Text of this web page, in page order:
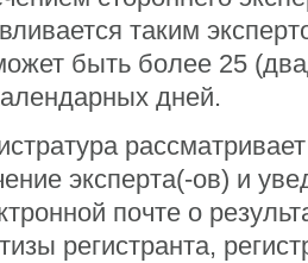
таким
быть более 25
дней.
рассматривает
эксперта(-ов) и
почте о
регистранта,